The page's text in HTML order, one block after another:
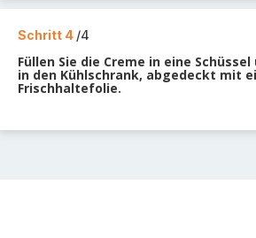
Schritt 4 /4
Füllen Sie die Creme in eine
in den Kühlschrank, abgedeckt mit
Frischhaltefolie.